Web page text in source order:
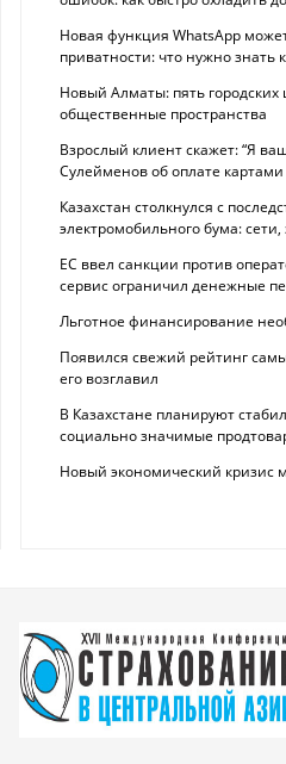
Новая функция WhatsApp
приватности: что нужно знать
Новый Алматы: пять
общественные пространства
Взрослый клиент скажет: “Я
Сулейменов об оплате картами
Казахстан столкнулся с
электромобильного бума:
ЕС ввел санкции против
сервис ограничил денежные
Льготное финансирование
Появился свежий рейтинг
его возглавил
В Казахстане планируют
социально значимые
Новый экономический кризис